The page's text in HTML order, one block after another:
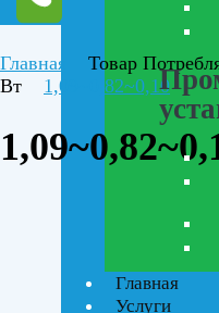
Главная
Услуги
Главная
Товар
Вт
1,09~0,82~0,10